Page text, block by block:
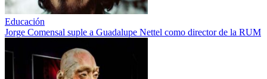
Educación
Jorge Comensal suple a Guadalupe Nettel como director de la RUM